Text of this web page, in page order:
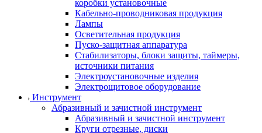
коробки установочные
Кабельно-проводниковая продукция
Лампы
Осветительная продукция
Пуско-защитная аппаратура
Стабилизаторы, блоки защиты, таймеры,
источники питания
Электроустановочные изделия
Электрощитовое оборудование
Инструмент
Абразивный и зачистной инструмент
Абразивный и зачистной инструмент
Круги отрезные, диски